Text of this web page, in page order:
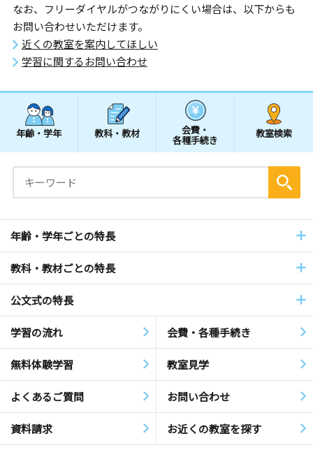
なお、フリーダイヤルがつながりにくい場合は、以下からも
お問い合わせいただけます。
近くの教室を案内してほしい
学習に関するお問い合わせ
年齢・学年 教科・教材 会費・
各種手続き
教室検索
年齢・学年ごとの特長
教科・教材ごとの特長
公文式の特長
学習の流れ 会費・各種手続き
無料体験学習 教室見学
よくあるご質問 お問い合わせ
資料請求 お近くの教室を探す